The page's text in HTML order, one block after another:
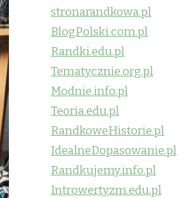
stronarandkowa.pl
BlogPolski.com.pl
Randki.edu.pl
Tematycznie.org.pl
Modnie.info.pl
Teoria.edu.pl
RandkoweHistorie.pl
IdealneDopasowanie.pl
Randkujemy.info.pl
Introwertyzm.edu.pl